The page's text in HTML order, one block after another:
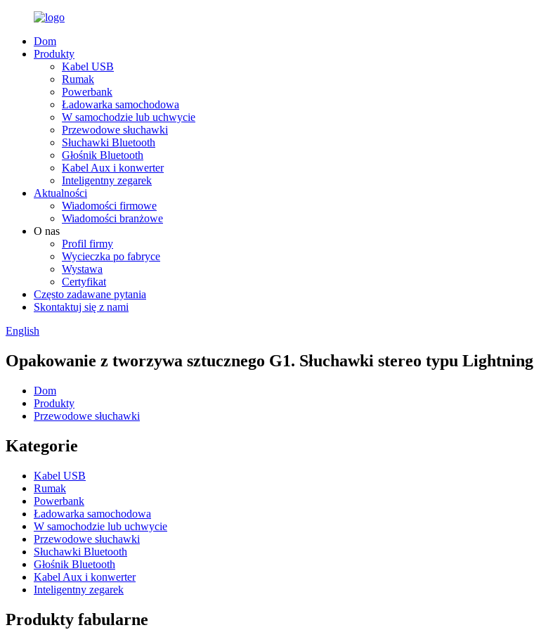
Dom
Produkty
Kabel USB
Rumak
Powerbank
Ładowarka samochodowa
W samochodzie lub uchwycie
Przewodowe słuchawki
Słuchawki Bluetooth
Głośnik Bluetooth
Kabel Aux i konwerter
Inteligentny zegarek
Aktualności
Wiadomości firmowe
Wiadomości branżowe
O nas
Profil firmy
Wycieczka po fabryce
Wystawa
Certyfikat
Często zadawane pytania
Skontaktuj się z nami
English
Opakowanie z tworzywa sztucznego G1. Słuchawki stereo typu Lightning
Dom
Produkty
Przewodowe słuchawki
Kategorie
Kabel USB
Rumak
Powerbank
Ładowarka samochodowa
W samochodzie lub uchwycie
Przewodowe słuchawki
Słuchawki Bluetooth
Głośnik Bluetooth
Kabel Aux i konwerter
Inteligentny zegarek
Produkty fabularne